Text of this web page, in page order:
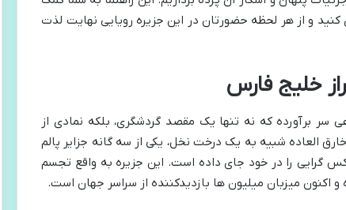
و از هر لحظه حضورتان در این جزیره رویایی نهایت لذت
خلیج فارس
برآورده که نه تنها یک مقصد گردشگری، بلکه نمادی از
العاده شبیه به یک درخت نخل، یکی از سه گانه جزایر پالم
گرایی را در خود جای داده است. این جزیره به واقع تجسم
اکنون میزبان میلیون ها بازدیدکننده از سراسر جهان است.